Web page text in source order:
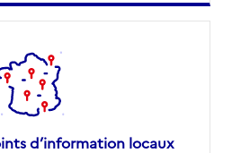
d’information locaux